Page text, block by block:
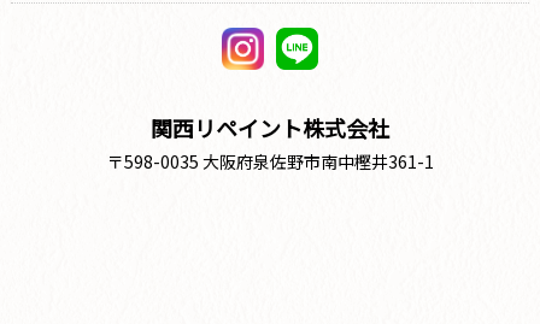
関西リペイント株式会社
〒598-0035 大阪府泉佐野市南中樫井361-1